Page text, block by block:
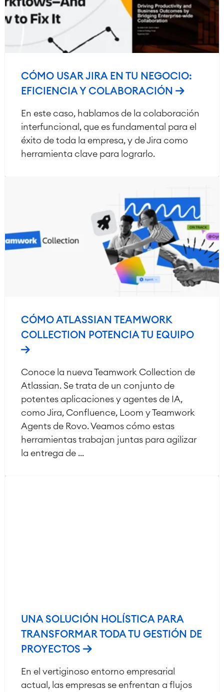
CÓMO USAR JIRA EN TU NEGOCIO:
EFICIENCIA Y COLABORACIÓN
En este caso, hablamos de la colaboración
interfuncional, que es fundamental para el
éxito de toda la empresa, y de Jira como
herramienta clave para lograrlo.
CÓMO ATLASSIAN TEAMWORK
COLLECTION POTENCIA TU EQUIPO
Conoce la nueva Teamwork Collection de
Atlassian. Se trata de un conjunto de
potentes aplicaciones y agentes de IA,
como Jira, Confluence, Loom y Teamwork
Agents de Rovo. Veamos cómo estas
herramientas trabajan juntas para agilizar
la entrega de ...
UNA SOLUCIÓN HOLÍSTICA PARA
TRANSFORMAR TODA TU GESTIÓN DE
PROYECTOS
En el vertiginoso entorno empresarial
actual, las empresas se enfrentan a flujos